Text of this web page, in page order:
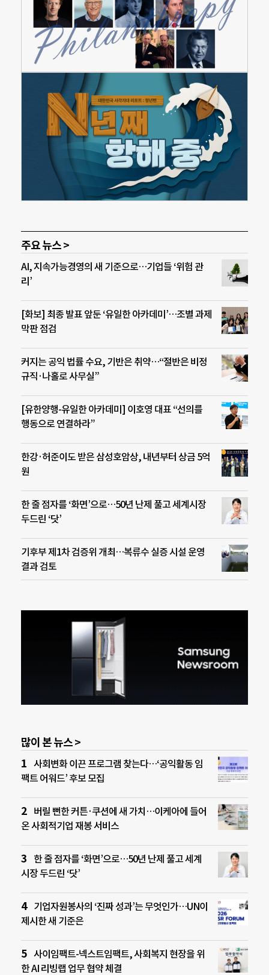
주요 뉴스 >
AI, 지속가능경영의 새 기준으로…기업들 ‘위험 관
리’
[화보] 최종 발표 앞둔 ‘유일한 아카데미’…조별 과제
막판 점검
커지는 공익 법률 수요, 기반은 취약…“절반은 비정
규직·나홀로 사무실”
[유한양행-유일한 아카데미] 이호영 대표 “선의를
행동으로 연결하라”
한강·허준이도 받은 삼성호암상, 내년부터 상금 5억
원
한 줄 점자를 ‘화면’으로…50년 난제 풀고 세계시장
두드린 ‘닷’
기후부 제1차 검증위 개최…복류수 실증 시설 운영
결과 검토
많이 본 뉴스 >
사회변화 이끈 프로그램 찾는다…‘공익활동 임
팩트 어워드’ 후보 모집
버릴 뻔한 커튼·쿠션에 새 가치…이케아에 들어
온 사회적기업 재봉 서비스
한 줄 점자를 ‘화면’으로…50년 난제 풀고 세계
시장 두드린 ‘닷’
기업자원봉사의 ‘진짜 성과’는 무엇인가…UN이
제시한 새 기준은
사이임팩트-넥스트임팩트, 사회복지 현장을 위
한 AI 리빙랩 업무 협약 체결